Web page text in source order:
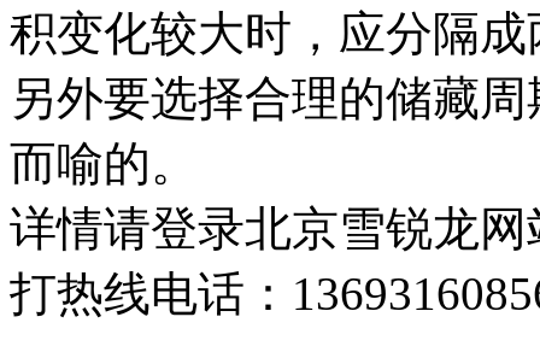
积变化较大时，应分隔
另外要选择合理的储藏
而喻的。
详情请登录北京雪锐龙
打热线电话：